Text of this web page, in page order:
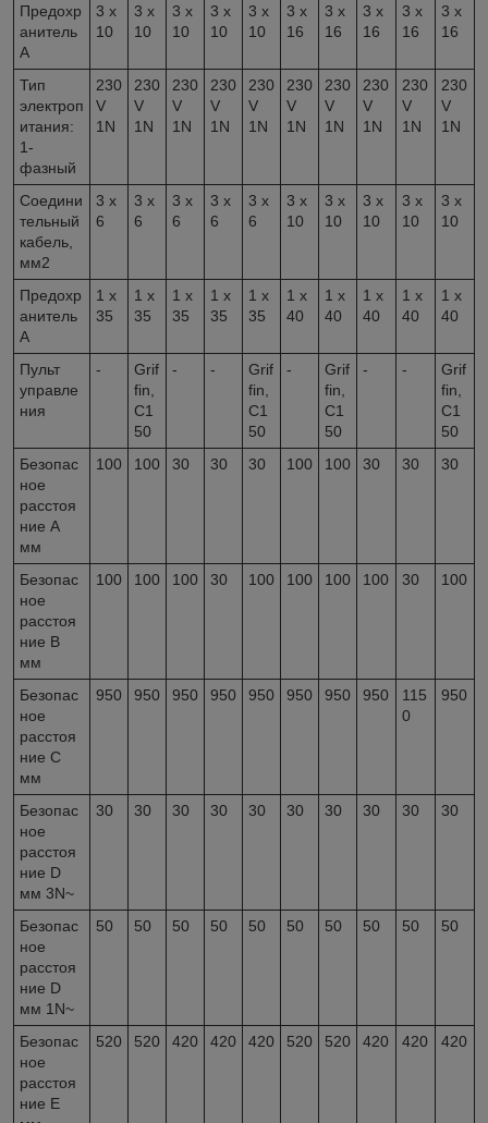
Предохр
анитель
A
3 x
10
3 x
10
3 x
10
3 x
10
3 x
10
3 x
16
3 x
16
3 x
16
3 x
16
3 x
16
Тип
электроп
итания:
1-
фазный
230
V
1N
230
V
1N
230
V
1N
230
V
1N
230
V
1N
230
V
1N
230
V
1N
230
V
1N
230
V
1N
230
V
1N
Соедини
тельный
кабель,
мм2
3 x
6
3 x
6
3 x
6
3 x
6
3 x
6
3 x
10
3 x
10
3 x
10
3 x
10
3 x
10
Предохр
анитель
A
1 x
35
1 x
35
1 x
35
1 x
35
1 x
35
1 x
40
1 x
40
1 x
40
1 x
40
1 x
40
Пульт
управле
ния
-
Grif
fin,
C1
50
- -
Grif
fin,
C1
50
-
Grif
fin,
C1
50
- -
Grif
fin,
C1
50
Безопас
ное
расстоя
ние A
мм
100 100 30 30 30 100 100 30 30 30
Безопас
ное
расстоя
ние B
мм
100 100 100 30 100 100 100 100 30 100
Безопас
ное
расстоя
ние C
мм
950 950 950 950 950 950 950 950
115
0
950
Безопас
ное
расстоя
ние D
мм 3N~
30 30 30 30 30 30 30 30 30 30
Безопас
ное
расстоя
ние D
мм 1N~
50 50 50 50 50 50 50 50 50 50
Безопас
ное
расстоя
ние E
520 520 420 420 420 520 520 420 420 420